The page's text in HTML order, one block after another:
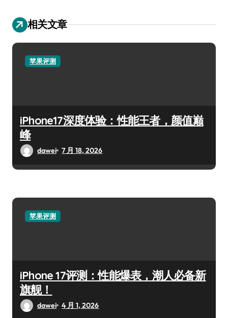
相关文章
苹果评测
iPhone17深度体验：性能王者，颜值巅
峰
dawei 7 月 18, 2026
苹果评测
iPhone 17评测：性能爆表，潮人必备新
旗舰！
dawei 4 月 1, 2026